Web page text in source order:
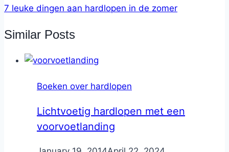
7 leuke dingen aan hardlopen in de zomer
Similar Posts
Boeken over hardlopen
Lichtvoetig hardlopen met een
voorvoetlanding